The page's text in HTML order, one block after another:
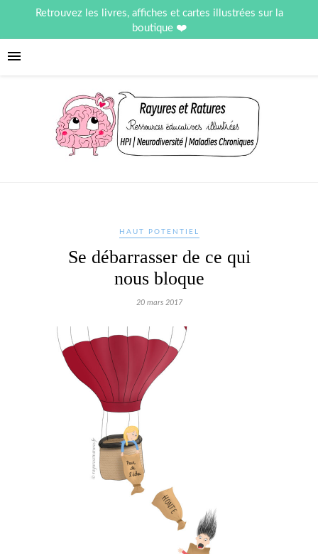
Retrouvez les livres, affiches et cartes illustrées sur la
boutique
HAUT POTENTIEL
Se débarrasser de ce qui
nous bloque
20 mars 2017